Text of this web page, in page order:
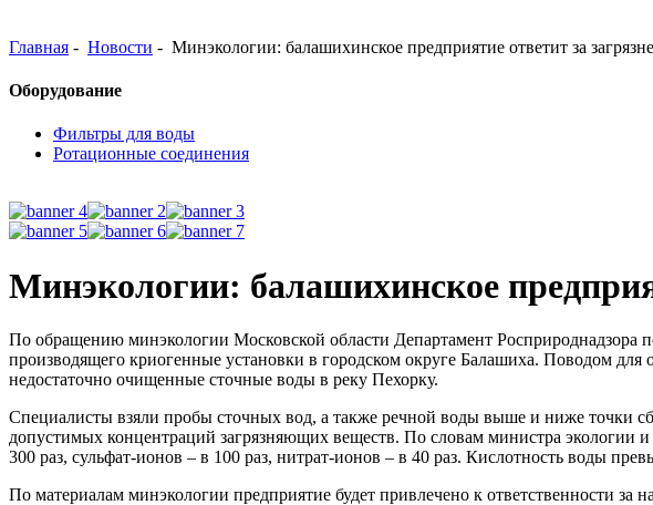
Главная - Новости - Минэкологии: балашихинское предприятие ответит за
Оборудование
Фильтры для воды
Ротационные соединения
Минэкологии: балашихинское
По обращению минэкологии Московской области Департамент
производящего криогенные установки в городском округе Балашиха. Поводом для
недостаточно очищенные сточные воды в реку Пехорку.
Специалисты взяли пробы сточных вод, а также речной воды выше и ниже точки
допустимых концентраций загрязняющих веществ. По словам министра
300 раз, сульфат-ионов – в 100 раз, нитрат-ионов – в 40 раз. Кислотность воды
По материалам минэкологии предприятие будет привлечено к ответственности за